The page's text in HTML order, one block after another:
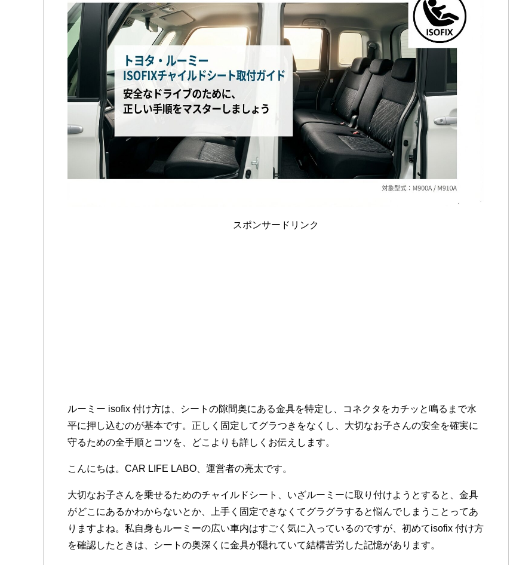
スポンサードリンク
ルーミー isofix 付け方は、シートの隙間奥にある金具を特定し、コネクタをカチッと鳴るまで水
平に押し込むのが基本です。正しく固定してグラつきをなくし、大切なお子さんの安全を確実に
守るための全手順とコツを、どこよりも詳しくお伝えします。
こんにちは。CAR LIFE LABO、運営者の亮太です。
大切なお子さんを乗せるためのチャイルドシート、いざルーミーに取り付けようとすると、金具
がどこにあるかわからないとか、上手く固定できなくてグラグラすると悩んでしまうことってあ
りますよね。私自身もルーミーの広い車内はすごく気に入っているのですが、初めてisofix 付け方
を確認したときは、シートの奥深くに金具が隠れていて結構苦労した記憶があります。